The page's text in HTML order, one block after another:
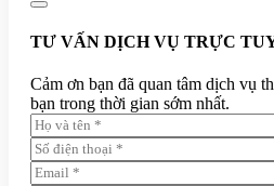
TƯ VẤN DỊCH VỤ TRỰC
Cảm ơn bạn đã quan tâm dịch vụ
bạn trong thời gian sớm nhất.